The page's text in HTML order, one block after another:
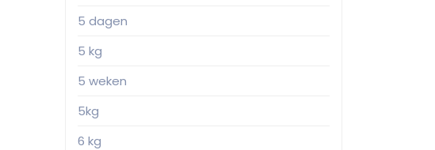
5 dagen
5 kg
5 weken
5kg
6 kg